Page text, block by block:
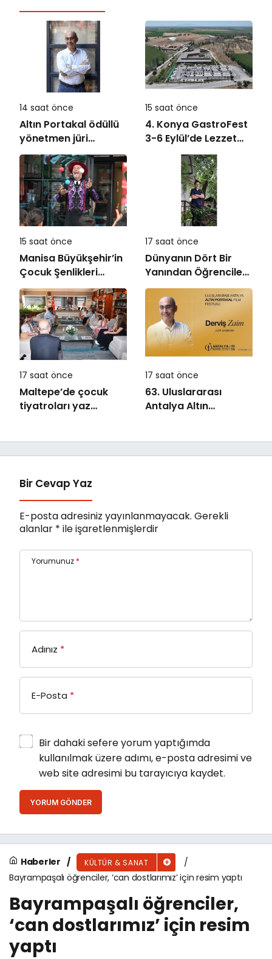
14 saat önce
Altın Portakal ödüllü
yönetmen jüri
başkanı oldu
15 saat önce
4. Konya GastroFest
3-6 Eylül’de Lezzet
Tutkunlarını
Ağırlayacak
15 saat önce
Manisa Büyükşehir’in
Çocuk Şenlikleri
Saruhanlı’da Yüzleri
Gülümsetti
17 saat önce
Dünyanın Dört Bir
Yanından Öğrencileri
Buluşturan “Bilgi
Buzkıranı” Seferi
Başladı
17 saat önce
Maltepe’de çocuk
tiyatroları yaz
17 saat önce
63. Uluslararası
Antalya Altın
Bir Cevap Yaz
E-posta adresiniz yayınlanmayacak. Gerekli
alanlar * ile işaretlenmişlerdir
Yorumunuz *
Adınız *
E-Posta *
Bir dahaki sefere yorum yaptığımda
kullanılmak üzere adımı, e-posta adresimi ve
web site adresimi bu tarayıcıya kaydet.
YORUM GÖNDER
Haberler KÜLTÜR & SANAT
Bayrampaşalı öğrenciler, ‘can dostlarımız’ için resim yaptı
Bayrampaşalı öğrenciler,
‘can dostlarımız’ için resim
yaptı